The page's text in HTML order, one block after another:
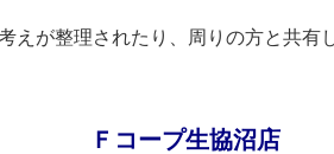
えが整理されたり、周りの方と共
Ｆコープ生協沼店